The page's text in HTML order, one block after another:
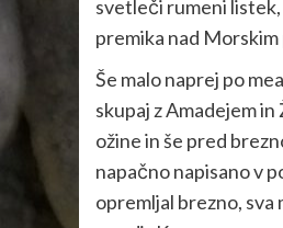
svetleči rumeni listek,
premika nad Morskim
Še malo naprej po
skupaj z Amadejem
ožine in še pred
napačno napisano v
opremljal brezno, sva